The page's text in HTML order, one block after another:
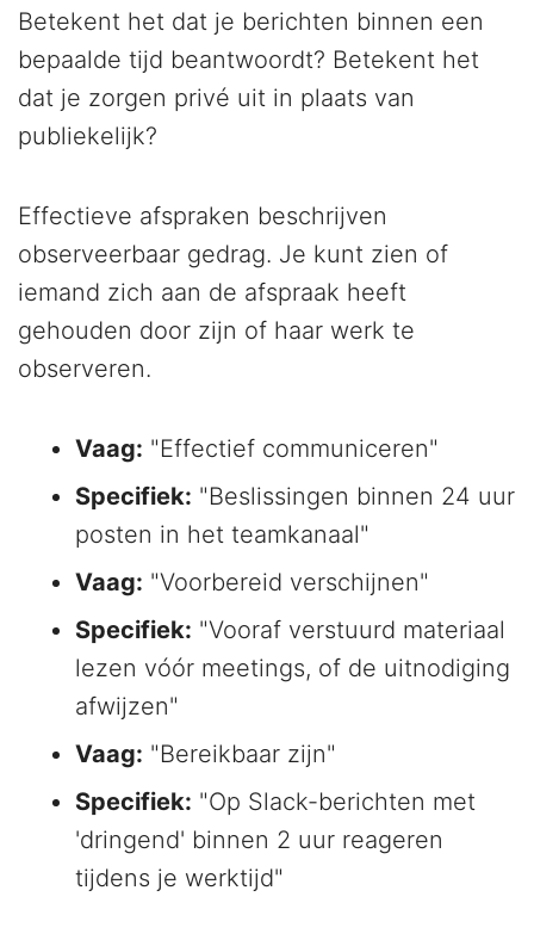
Betekent het dat je berichten binnen een
bepaalde tijd beantwoordt? Betekent het
dat je zorgen privé uit in plaats van
publiekelijk?
Effectieve afspraken beschrijven
observeerbaar gedrag. Je kunt zien of
iemand zich aan de afspraak heeft
gehouden door zijn of haar werk te
observeren.
Vaag: "Effectief communiceren"
Specifiek: "Beslissingen binnen 24 uur
posten in het teamkanaal"
Vaag: "Voorbereid verschijnen"
Specifiek: "Vooraf verstuurd materiaal
lezen vóór meetings, of de uitnodiging
afwijzen"
Vaag: "Bereikbaar zijn"
Specifiek: "Op Slack-berichten met
'dringend' binnen 2 uur reageren
tijdens je werktijd"